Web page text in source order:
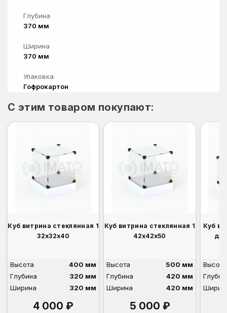
Глубина
370 мм
Ширина
370 мм
Упаковка
Гофрокартон
C этим товаром покупают:
Куб витрина стеклянная 1
32х32х40
Высота
400 мм
Глубина
320 мм
Ширина
320 мм
4 000 ₽
Куб витрина стеклянная 1
42х42х50
Высота
500 мм
Глубина
420 мм
Ширина
420 мм
5 000 ₽
Куб
Высота